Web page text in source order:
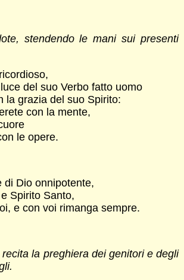
stendendo le mani sui presenti
del suo Verbo fatto uomo
la grazia del suo Spirito:
con la mente,
le opere.
di Dio onnipotente,
Spirito Santo,
e con voi rimanga sempre.
la preghiera dei genitori e degli